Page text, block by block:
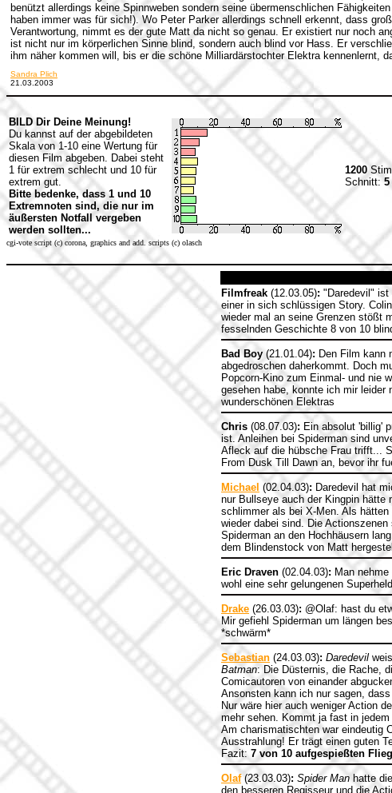
benützt allerdings keine Spinnweben sondern seine übermenschlichen
haben immer was für sich!). Wo Peter Parker allerdings schnell erkennt, dass
Verantwortung, nimmt es der gute Matt da nicht so genau. Er existiert nur noch
ist nicht nur im körperlichen Sinne blind, sondern auch blind vor Hass. Er
ihm näher kommen will, bis er die schöne Milliardärstochter Elektra kennenlernt,
Sandra Plich
21.03.2003
BILD Dir Deine Meinung!
Du kannst auf der abgebildeten
Skala von 1-10 eine Wertung für
diesen Film abgeben. Dabei steht
1 für extrem schlecht und 10 für
extrem gut.
Bitte bedenke, dass 1 und 10
Extremnoten sind, die nur im
äußersten Notfall vergeben
werden sollten...
1200
Schnitt:5
cgi-vote script (c) corona, graphics and add. scripts (c) olasch
Filmfreak (12.03.05): "Daredevil" ist
einer in sich schlüssigen Story.
wieder mal an seine Grenzen stößt
fesselnden Geschichte 8 von 10
Bad Boy (21.01.04): Den Film kann
abgedroschen daherkommt. Doch
Popcorn-Kino zum Einmal- und nie
gesehen habe, konnte ich mir leider
wunderschönen Elektras
Chris (08.07.03): Ein absolut 'billig'
ist. Anleihen bei Spiderman sind
Afleck auf die hübsche Frau trifft...
From Dusk Till Dawn an, bevor ihr
Michael (02.04.03): Daredevil hat
nur Bullseye auch der Kingpin hätte
schlimmer als bei X-Men. Als
wieder dabei sind. Die
Spiderman an den Hochhäusern
dem Blindenstock von Matt
Eric Draven (02.04.03): Man
wohl eine sehr gelungenen
Drake (26.03.03): @Olaf: hast du
Mir gefiehl Spiderman um längen
*schwärm*
Sebastian (24.03.03): Daredevil
Batman: Die Düsternis, die Rache,
Comicautoren von einander
Ansonsten kann ich nur sagen, dass
Nur wäre hier auch weniger Action
mehr sehen. Kommt ja fast in
Am charismatischten war eindeutig
Ausstrahlung! Er trägt einen guten
Fazit: 7 von 10 aufgespießten
Olaf(23.03.03): Spider Man hatte
den besseren Regisseur und die